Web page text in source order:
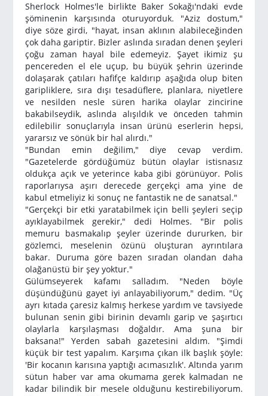
Sherlock Holmes'le birlikte Baker Sokağı'ndaki evde
şöminenin karşısında oturuyorduk. "Aziz dostum,"
diye söze girdi, "hayat, insan aklının alabileceğinden
çok daha gariptir. Bizler aslında sıradan denen şeyleri
çoğu zaman hayal bile edemeyiz. Şayet ikimiz şu
pencereden el ele uçup, bu büyük şehrin üzerinde
dolaşarak çatıları hafifçe kaldırıp aşağıda olup biten
garipliklere, sıra dışı tesadüflere, planlara, niyetlere
ve nesilden nesle süren harika olaylar zincirine
bakabilseydik, aslında alışıldık ve önceden tahmin
edilebilir sonuçlarıyla insan ürünü eserlerin hepsi,
yararsız ve sönük bir hal alırdı."
"Bundan emin değilim," diye cevap verdim.
"Gazetelerde gördüğümüz bütün olaylar istisnasız
oldukça açık ve yeterince kaba gibi görünüyor. Polis
raporlarıysa aşırı derecede gerçekçi ama yine de
kabul etmeliyiz ki sonuç ne fantastik ne de sanatsal."
"Gerçekçi bir etki yaratabilmek için belli şeyleri seçip
ayıklayabilmek gerekir," dedi Holmes. "Bir polis
memuru basmakalıp şeyler üzerinde dururken, bir
gözlemci, meselenin özünü oluşturan ayrıntılara
bakar. Duruma göre bazen sıradan olandan daha
olağanüstü bir şey yoktur."
Gülümseyerek kafamı salladım. "Neden böyle
düşündüğünü gayet iyi anlayabiliyorum," dedim. "Üç
ayrı kıtada çaresiz kalmış herkese yardım ve tavsiyede
bulunan senin gibi birinin devamlı garip ve şaşırtıcı
olaylarla karşılaşması doğaldır. Ama şuna bir
baksana!" Yerden sabah gazetesini aldım. "Şimdi
küçük bir test yapalım. Karşıma çıkan ilk başlık şöyle:
'Bir kocanın karısına yaptığı acımasızlık'. Altında yarım
sütun haber var ama okumama gerek kalmadan ne
kadar bilindik bir mesele olduğunu kestirebiliyorum.